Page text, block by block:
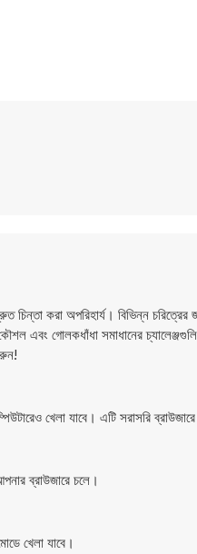
করা অপরিহার্য। বিভিন্ন চরিত্রের
এবং গোলকধাঁধা সমাধানের
খেলা যাবে। এটি সরাসরি
ব্রাউজারে চলে।
খেলা যাবে।